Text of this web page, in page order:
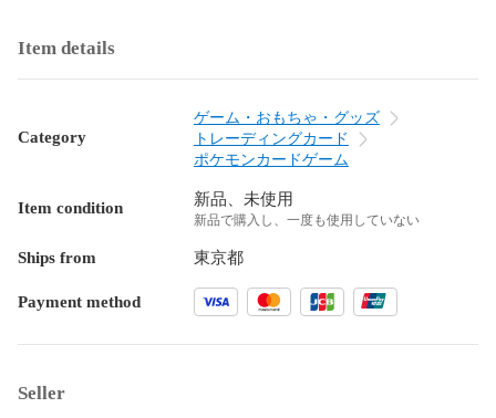
Item details
Category
ゲーム・おもちゃ・グッズ
トレーディングカード
ポケモンカードゲーム
Item condition 新品、未使用
新品で購入し、一度も使用していない
Ships from 東京都
Payment method
Seller